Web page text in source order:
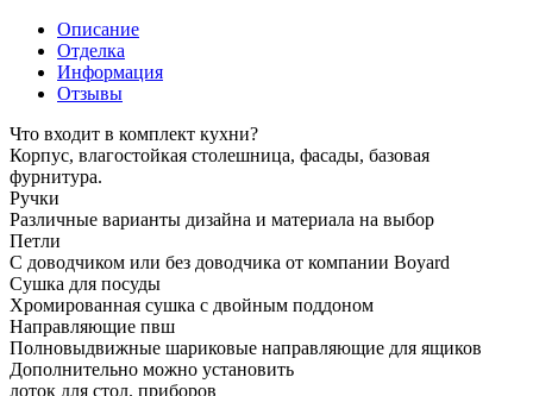
Описание
Отделка
Информация
Отзывы
Что входит в комплект кухни?
Корпус, влагостойкая столешница, фасады, базовая
фурнитура.
Ручки
Различные варианты дизайна и материала на выбор
Петли
С доводчиком или без доводчика от компании Boyard
Сушка для посуды
Хромированная сушка с двойным поддоном
Направляющие пвш
Полновыдвижные шариковые направляющие для ящиков
Дополнительно можно установить
лоток для стол. приборов